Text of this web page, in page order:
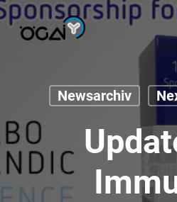
Skip
Newsarchiv